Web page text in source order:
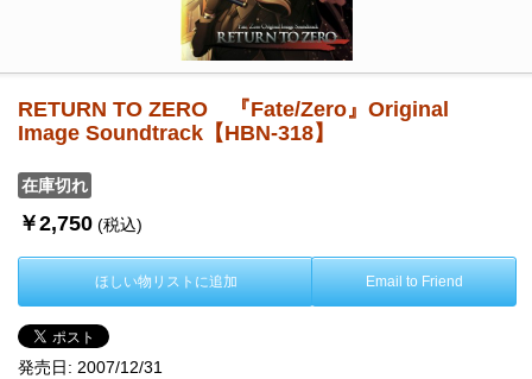
RETURN TO ZERO 『Fate/Zero』Original
Image Soundtrack【HBN-318】
在庫切れ
￥2,750 (税込)
ほしい物リストに追加 Email to Friend
発売日: 2007/12/31